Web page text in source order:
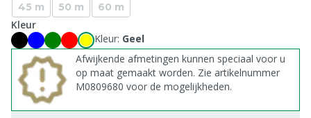
45 m
50 m 60 m
Kleur
Kleur: Geel
Afwijkende afmetingen kunnen speciaal voor u
op maat gemaakt worden. Zie artikelnummer
M0809680 voor de mogelijkheden.